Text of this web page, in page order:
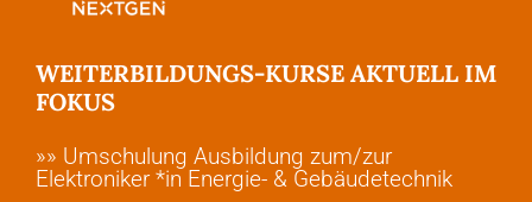
WEITERBILDUNGS-KURSE AKTUELL IM
FOKUS
»» Umschulung Ausbildung zum/zur
Elektroniker *in Energie- & Gebäudetechnik